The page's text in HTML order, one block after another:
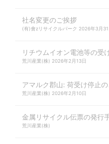
社名変更のご挨拶
(有)會zリサイクルパーク 2026年3月31
リチウムイオン電池等の受
荒川産業(株) 2026年2月13日
アマルク郡山: 荷受け
荒川産業(株) 2026年2月10日
金属リサイクル伝票の発行
荒川産業(株)